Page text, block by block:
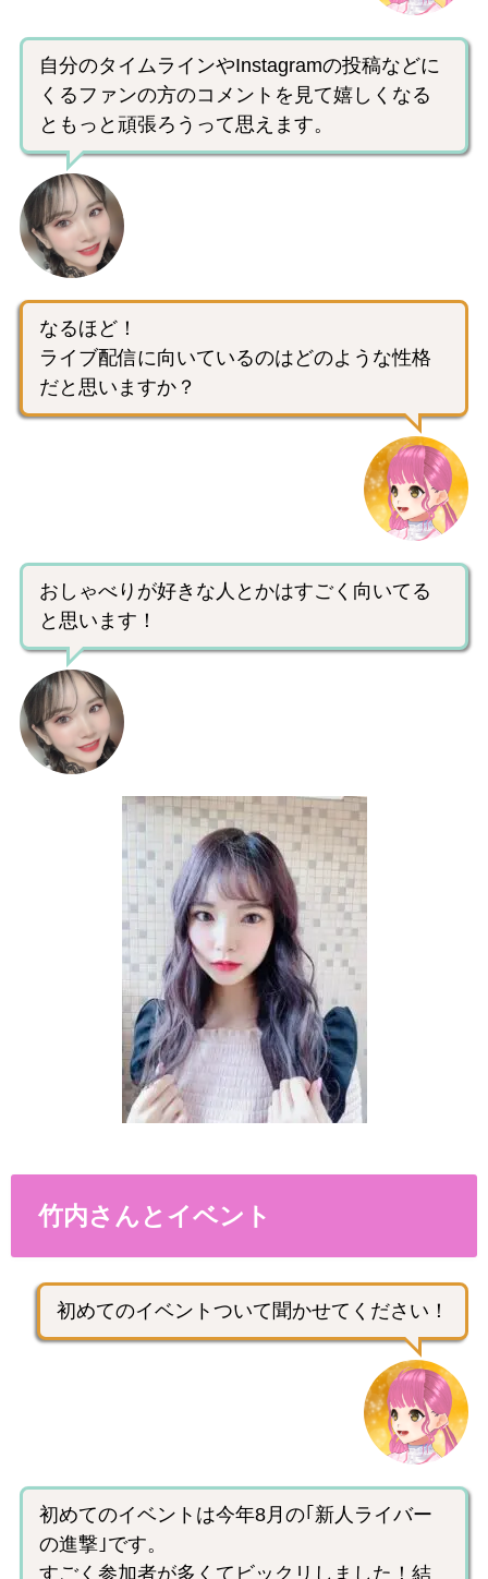
自分のタイムラインやInstagramの投稿などに
くるファンの方のコメントを見て嬉しくなる
ともっと頑張ろうって思えます。
なるほど！
ライブ配信に向いているのはどのような性格
だと思いますか？
おしゃべりが好きな人とかはすごく向いてる
と思います！
竹内さんとイベント
初めてのイベントついて聞かせてください！
初めてのイベントは今年8月の｢新人ライバー
の進撃｣です。
すごく参加者が多くてビックリしました！結